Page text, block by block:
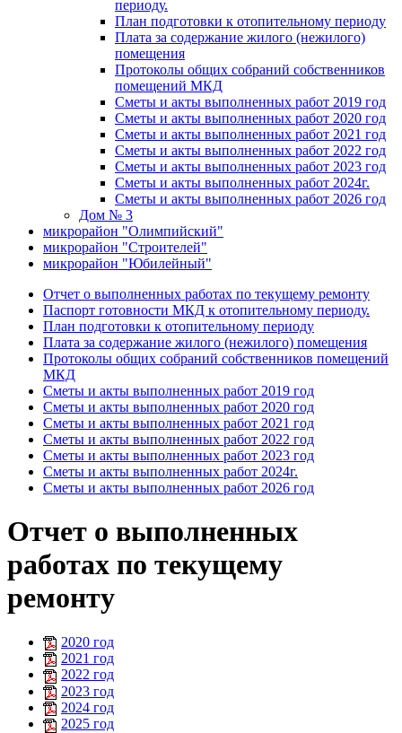
периоду.
План подготовки к отопительному периоду
Плата за содержание жилого (нежилого)
помещения
Протоколы общих собраний собственников
помещений МКД
Сметы и акты выполненных работ 2019 год
Сметы и акты выполненных работ 2020 год
Сметы и акты выполненных работ 2021 год
Сметы и акты выполненных работ 2022 год
Сметы и акты выполненных работ 2023 год
Сметы и акты выполненных работ 2024г.
Сметы и акты выполненных работ 2026 год
Дом № 3
микрорайон "Олимпийский"
микрорайон "Строителей"
микрорайон "Юбилейный"
Отчет о выполненных работах по текущему ремонту
Паспорт готовности МКД к отопительному периоду.
План подготовки к отопительному периоду
Плата за содержание жилого (нежилого) помещения
Протоколы общих собраний собственников помещений
МКД
Сметы и акты выполненных работ 2019 год
Сметы и акты выполненных работ 2020 год
Сметы и акты выполненных работ 2021 год
Сметы и акты выполненных работ 2022 год
Сметы и акты выполненных работ 2023 год
Сметы и акты выполненных работ 2024г.
Сметы и акты выполненных работ 2026 год
Отчет о выполненных
работах по текущему
ремонту
2020 год
2021 год
2022 год
2023 год
2024 год
2025 год